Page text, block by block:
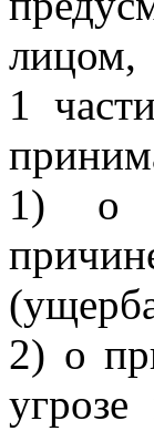
1
1) о
2) о